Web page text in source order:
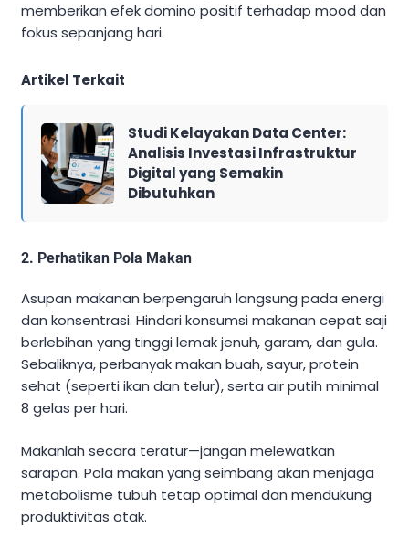
memberikan efek domino positif terhadap mood dan
fokus sepanjang hari.
Artikel Terkait
Studi Kelayakan Data Center:
Analisis Investasi Infrastruktur
Digital yang Semakin
Dibutuhkan
2. Perhatikan Pola Makan
Asupan makanan berpengaruh langsung pada energi
dan konsentrasi. Hindari konsumsi makanan cepat saji
berlebihan yang tinggi lemak jenuh, garam, dan gula.
Sebaliknya, perbanyak makan buah, sayur, protein
sehat (seperti ikan dan telur), serta air putih minimal
8 gelas per hari.
Makanlah secara teratur—jangan melewatkan
sarapan. Pola makan yang seimbang akan menjaga
metabolisme tubuh tetap optimal dan mendukung
produktivitas otak.